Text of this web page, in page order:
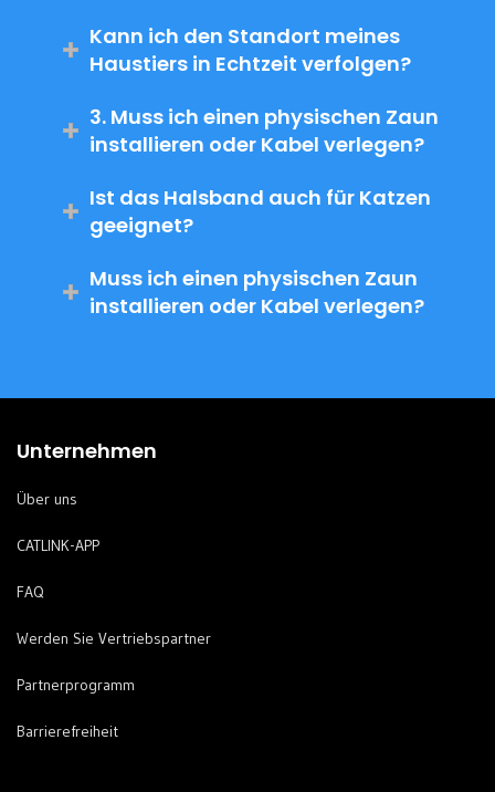
Kann ich den Standort meines
Haustiers in Echtzeit verfolgen?
3. Muss ich einen physischen Zaun
installieren oder Kabel verlegen?
Ist das Halsband auch für Katzen
geeignet?
Muss ich einen physischen Zaun
installieren oder Kabel verlegen?
Unternehmen
Über uns
CATLINK-APP
FAQ
Werden Sie Vertriebspartner
Partnerprogramm
Barrierefreiheit